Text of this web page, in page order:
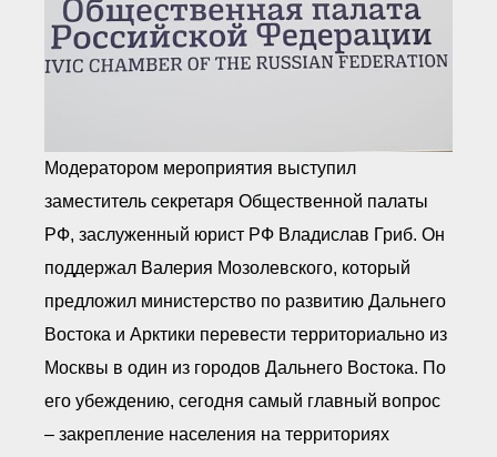
Модератором мероприятия выступил
заместитель секретаря Общественной палаты
РФ, заслуженный юрист РФ Владислав Гриб. Он
поддержал Валерия Мозолевского, который
предложил министерство по развитию Дальнего
Востока и Арктики перевести территориально из
Москвы в один из городов Дальнего Востока. По
его убеждению, сегодня самый главный вопрос
– закрепление населения на территориях